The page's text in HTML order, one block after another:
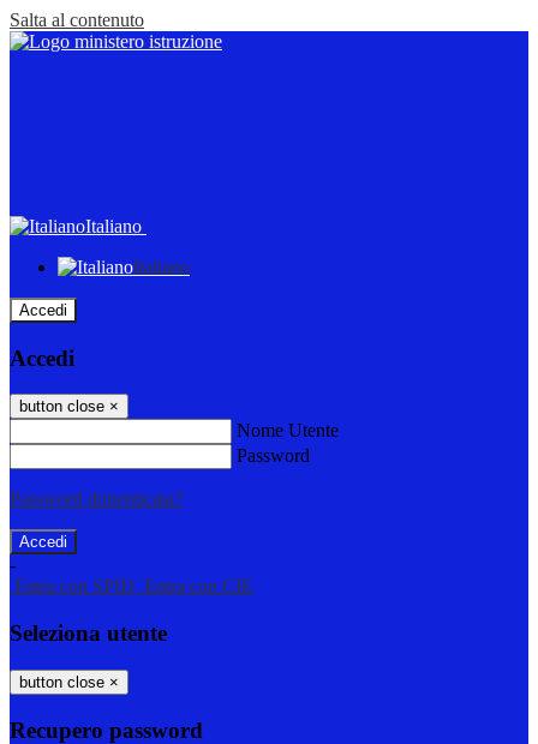
Salta al contenuto
Italiano
Italiano
Accedi
Accedi
button close ×
Nome Utente
Password
Password dimenticata?
-
Entra con SPID Entra con CIE
Seleziona utente
button close ×
Recupero password